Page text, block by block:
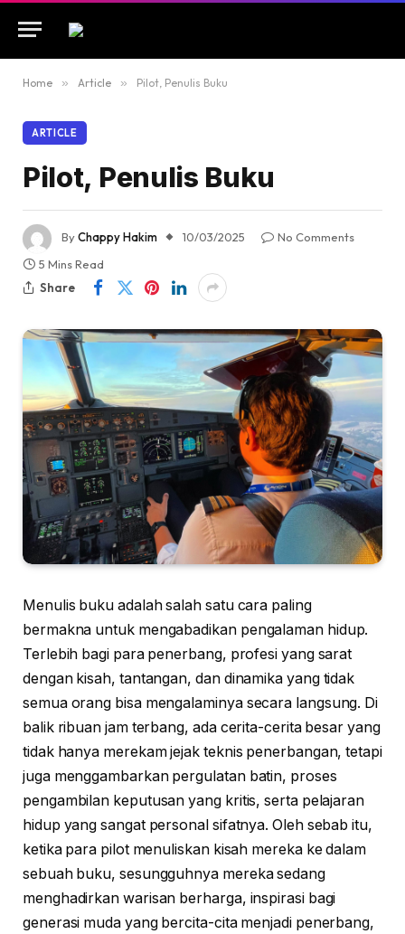
Home » Article » Pilot, Penulis Buku
ARTICLE
Pilot, Penulis Buku
ByChappy Hakim 10/03/2025
No Comments
5 Mins Read
Share
Menulis buku adalah salah satu cara paling
bermakna untuk mengabadikan pengalaman hidup.
Terlebih bagi para penerbang, profesi yang sarat
dengan kisah, tantangan, dan dinamika yang tidak
semua orang bisa mengalaminya secara langsung. Di
balik ribuan jam terbang, ada cerita-cerita besar yang
tidak hanya merekam jejak teknis penerbangan, tetapi
juga menggambarkan pergulatan batin, proses
pengambilan keputusan yang kritis, serta pelajaran
hidup yang sangat personal sifatnya. Oleh sebab itu,
ketika para pilot menuliskan kisah mereka ke dalam
sebuah buku, sesungguhnya mereka sedang
menghadirkan warisan berharga, inspirasi bagi
generasi muda yang bercita-cita menjadi penerbang,